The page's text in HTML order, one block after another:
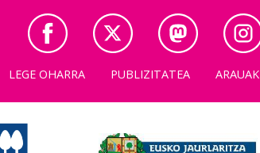
LEGE OHARRA PUBLIZITATEA ARAUAK